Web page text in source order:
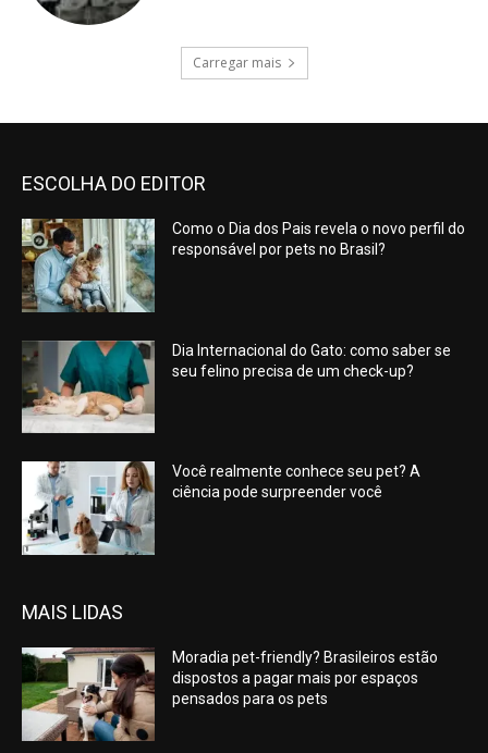
Carregar mais
ESCOLHA DO EDITOR
Como o Dia dos Pais revela o novo perfil do
responsável por pets no Brasil?
Dia Internacional do Gato: como saber se
seu felino precisa de um check-up?
Você realmente conhece seu pet? A
ciência pode surpreender você
MAIS LIDAS
Moradia pet-friendly? Brasileiros estão
dispostos a pagar mais por espaços
pensados para os pets